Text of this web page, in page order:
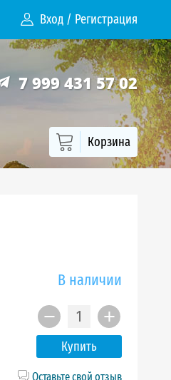
Вход / Регистрация
7 999 431 57 02
Корзина
В наличии
Купить
Оставьте свой отзыв